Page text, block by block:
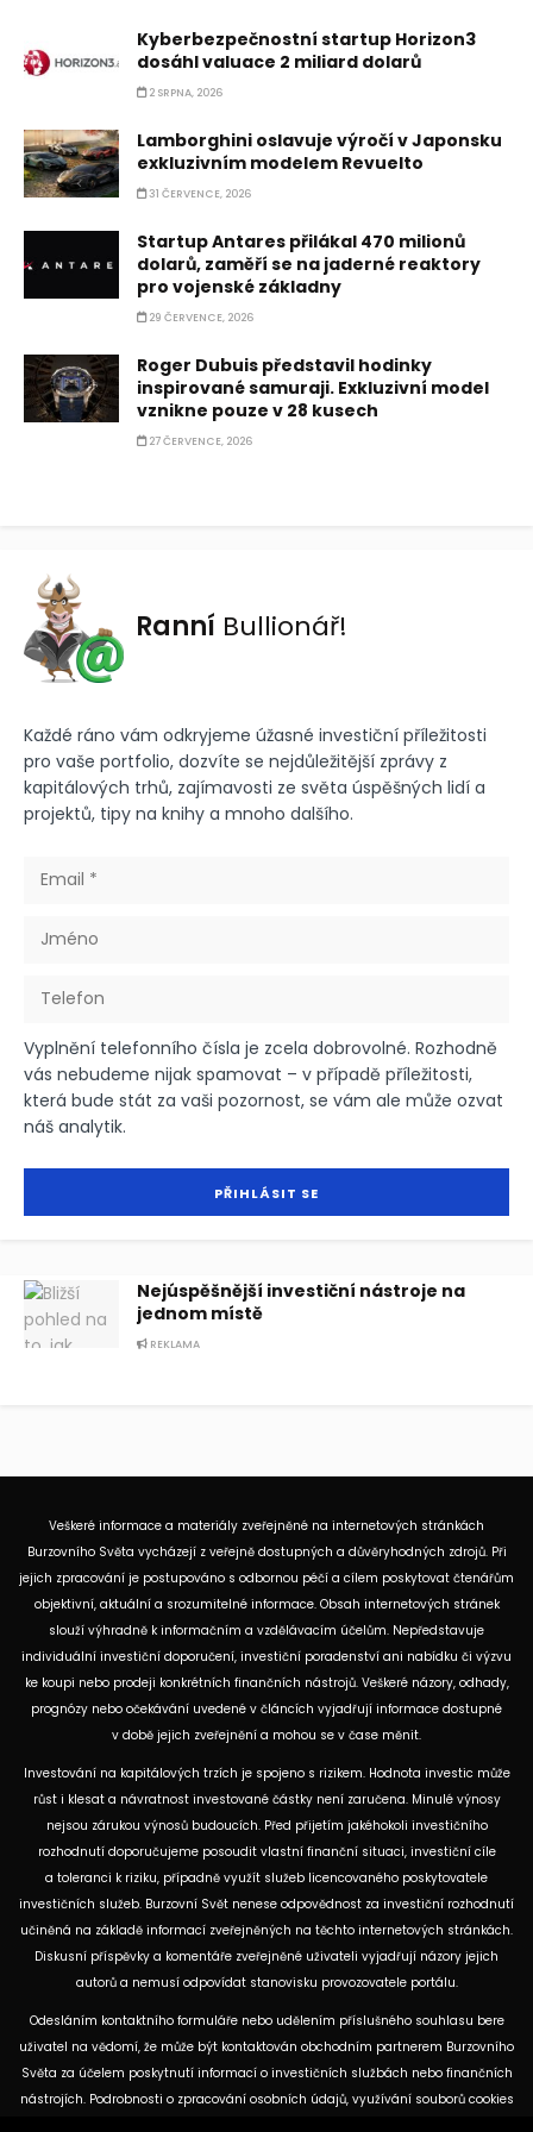
Kyberbezpečnostní startup Horizon3
dosáhl valuace 2 miliard dolarů
2 SRPNA, 2026
Lamborghini oslavuje výročí v Japonsku
exkluzivním modelem Revuelto
31 ČERVENCE, 2026
Startup Antares přilákal 470 milionů
dolarů, zaměří se na jaderné reaktory
pro vojenské základny
29 ČERVENCE, 2026
Roger Dubuis představil hodinky
inspirované samuraji. Exkluzivní model
vznikne pouze v 28 kusech
27 ČERVENCE, 2026
Ranní Bullionář!
Každé ráno vám odkryjeme úžasné investiční příležitosti
pro vaše portfolio, dozvíte se nejdůležitější zprávy z
kapitálových trhů, zajímavosti ze světa úspěšných lidí a
projektů, tipy na knihy a mnoho dalšího.
Vyplnění telefonního čísla je zcela dobrovolné. Rozhodně
vás nebudeme nijak spamovat – v případě příležitosti,
která bude stát za vaši pozornost, se vám ale může ozvat
náš analytik.
Nejúspěšnější investiční nástroje na
jednom místě
REKLAMA
Veškeré informace a materiály zveřejněné na internetových stránkách
Burzovního Světa vycházejí z veřejně dostupných a důvěryhodných zdrojů. Při
jejich zpracování je postupováno s odbornou péčí a cílem poskytovat čtenářům
objektivní, aktuální a srozumitelné informace. Obsah internetových stránek
slouží výhradně k informačním a vzdělávacím účelům. Nepředstavuje
individuální investiční doporučení, investiční poradenství ani nabídku či výzvu
ke koupi nebo prodeji konkrétních finančních nástrojů. Veškeré názory, odhady,
prognózy nebo očekávání uvedené v článcích vyjadřují informace dostupné
v době jejich zveřejnění a mohou se v čase měnit.
Investování na kapitálových trzích je spojeno s rizikem. Hodnota investic může
růst i klesat a návratnost investované částky není zaručena. Minulé výnosy
nejsou zárukou výnosů budoucích. Před přijetím jakéhokoli investičního
rozhodnutí doporučujeme posoudit vlastní finanční situaci, investiční cíle
a toleranci k riziku, případně využít služeb licencovaného poskytovatele
investičních služeb. Burzovní Svět nenese odpovědnost za investiční rozhodnutí
učiněná na základě informací zveřejněných na těchto internetových stránkách.
Diskusní příspěvky a komentáře zveřejněné uživateli vyjadřují názory jejich
autorů a nemusí odpovídat stanovisku provozovatele portálu.
Odesláním kontaktního formuláře nebo udělením příslušného souhlasu bere
uživatel na vědomí, že může být kontaktován obchodním partnerem Burzovního
Světa za účelem poskytnutí informací o investičních službách nebo finančních
nástrojích. Podrobnosti o zpracování osobních údajů, využívání souborů cookies